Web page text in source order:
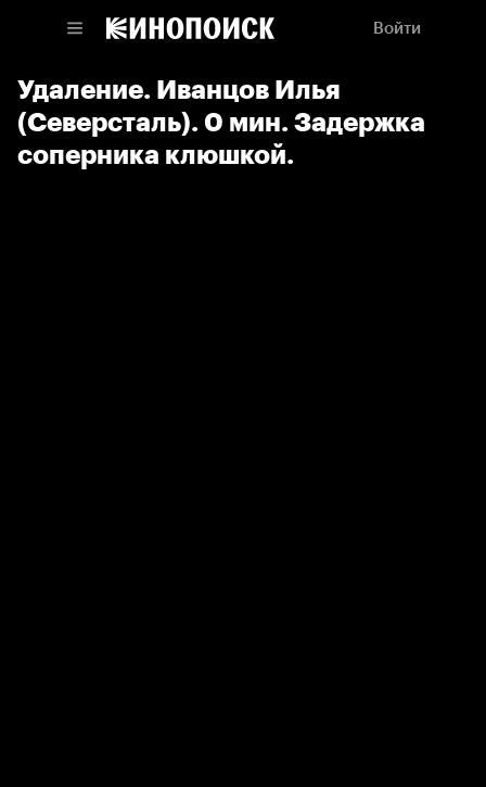
Войти
Удаление. Иванцов Илья
(Северсталь). 0 мин. Задержка
соперника клюшкой.